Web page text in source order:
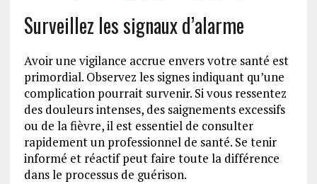
Surveillez les signaux d’alarme
Avoir une vigilance accrue envers votre santé est
primordial. Observez les signes indiquant qu’une
complication pourrait survenir. Si vous ressentez
des douleurs intenses, des saignements excessifs
ou de la fièvre, il est essentiel de consulter
rapidement un professionnel de santé. Se tenir
informé et réactif peut faire toute la différence
dans le processus de guérison.